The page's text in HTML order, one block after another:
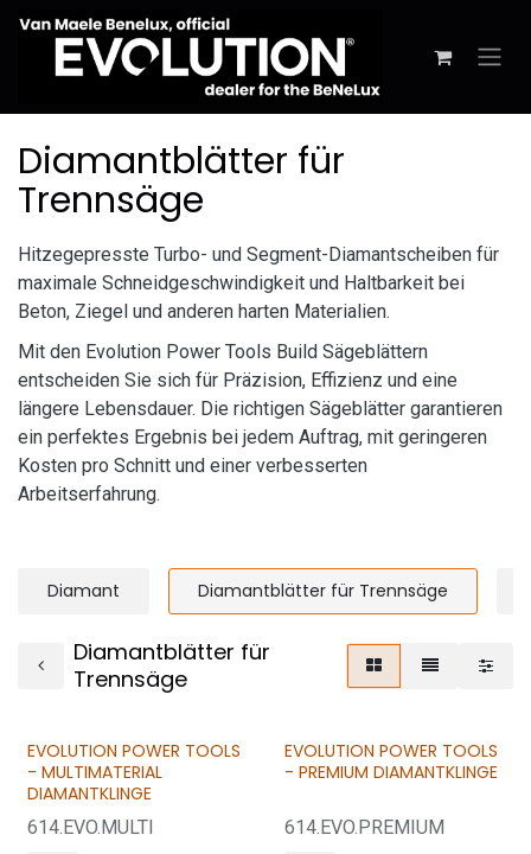
Diamantblätter für
Trennsäge
Hitzegepresste Turbo- und Segment-Diamantscheiben für
maximale Schneidgeschwindigkeit und Haltbarkeit bei
Beton, Ziegel und anderen harten Materialien.
Mit den Evolution Power Tools Build Sägeblättern
entscheiden Sie sich für Präzision, Effizienz und eine
längere Lebensdauer. Die richtigen Sägeblätter garantieren
ein perfektes Ergebnis bei jedem Auftrag, mit geringeren
Kosten pro Schnitt und einer verbesserten
Arbeitserfahrung.
Diamant Diamantblätter für Trennsäge
Diamantblätter für
Trennsäge
EVOLUTION POWER TOOLS
- MULTIMATERIAL
DIAMANTKLINGE
614.EVO.MULTI
EVOLUTION POWER TOOLS
- PREMIUM DIAMANTKLINGE
614.EVO.PREMIUM